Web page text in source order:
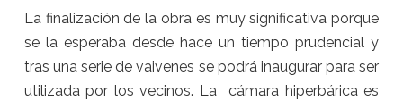
La finalización de la obra es muy significativa porque
se la esperaba desde hace un tiempo prudencial y
tras una serie de vaivenes se podrá inaugurar para ser
utilizada por los vecinos. La cámara hiperbárica es